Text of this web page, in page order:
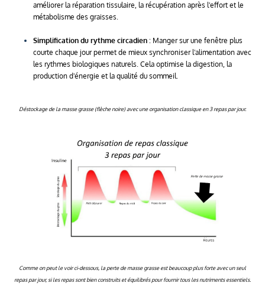
améliorer la réparation tissulaire, la récupération après l'effort et le
métabolisme des graisses.
Simplification du rythme circadien : Manger sur une fenêtre plus
courte chaque jour permet de mieux synchroniser l'alimentation avec
les rythmes biologiques naturels. Cela optimise la digestion, la
production d'énergie et la qualité du sommeil.
Déstockage de la masse grasse (flèche noire) avec une organisation classique en 3 repas par jour.
Comme on peut le voir ci-dessous, la perte de masse grasse est beaucoup plus forte avec un seul
repas par jour, si les repas sont bien construits et équilibrés pour fournir tous les nutriments essentiels.